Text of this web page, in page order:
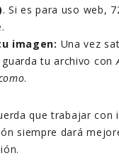
. Si es para uso web,
imagen: Una vez
tu archivo con
.
que trabajar con
siempre dará